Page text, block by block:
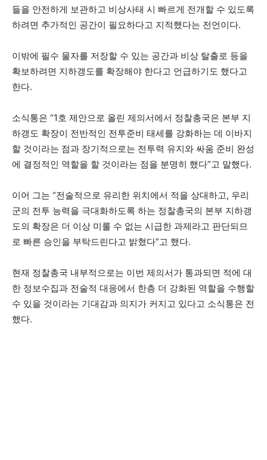
들을 안전하게 보관하고 비상사태 시 빠르게 전개할 수 있도록
하려면 추가적인 공간이 필요하다고 지적했다는 전언이다.
이밖에 필수 물자를 저장할 수 있는 공간과 비상 탈출로 등을
확보하려면 지하갱도를 확장해야 한다고 언급하기도 했다고
한다.
소식통은 “1호 제안으로 올린 제의서에서 정찰총국은 본부 지
하갱도 확장이 전반적인 전투준비 태세를 강화하는 데 이바지
할 것이라는 점과 장기적으로는 전투력 유지와 싸움 준비 완성
에 결정적인 역할을 할 것이라는 점을 분명히 했다”고 말했다.
이어 그는 “전술적으로 유리한 위치에서 적을 상대하고, 우리
군의 전투 능력을 극대화하도록 하는 정찰총국의 본부 지하갱
도의 확장은 더 이상 미룰 수 없는 시급한 과제라고 판단되므
로 빠른 승인을 부탁드린다고 밝혔다”고 했다.
현재 정찰총국 내부적으로는 이번 제의서가 통과되면 적에 대
한 정보수집과 전술적 대응에서 한층 더 강화된 역할을 수행할
수 있을 것이라는 기대감과 의지가 커지고 있다고 소식통은 전
했다.